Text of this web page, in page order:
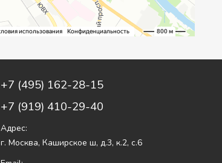
+7 (495) 162-28-15
+7 (919) 410-29-40
Адрес:
г. Москва, Каширское ш, д.3, к.2, с.6